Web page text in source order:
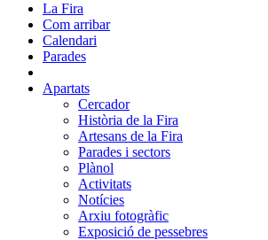
La Fira
Com arribar
Calendari
Parades
Apartats
Cercador
Història de la Fira
Artesans de la Fira
Parades i sectors
Plànol
Activitats
Notícies
Arxiu fotogràfic
Exposició de pessebres